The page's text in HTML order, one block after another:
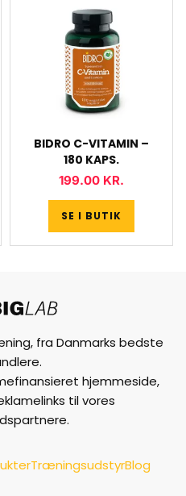
BIDRO C-VITAMIN –
180 KAPS.
199.00 KR.
SE I BUTIK
fra Danmarks bedste
hjemmeside,
til vores
TræningsudstyrBlog